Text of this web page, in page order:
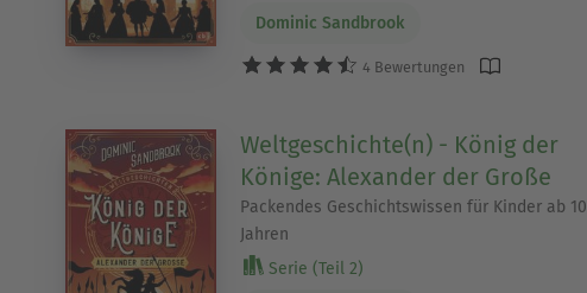
Dominic Sandbrook
4 Bewertungen
Weltgeschichte(n) - König der
Könige: Alexander der Große
Packendes Geschichtswissen für Kinder ab 10
Jahren
Serie (Teil 2)